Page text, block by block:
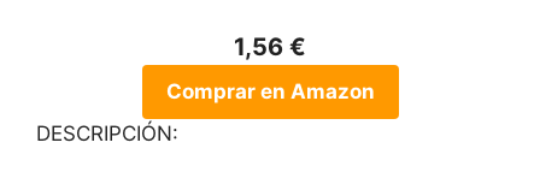
1,56 €
Comprar en Amazon
DESCRIPCIÓN: